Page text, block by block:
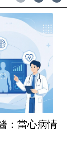
：當心病情